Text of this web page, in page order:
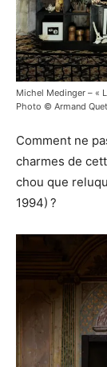
Michel Medinger – «
Photo © Armand
Comment ne
charmes de
chou que
1994) ?